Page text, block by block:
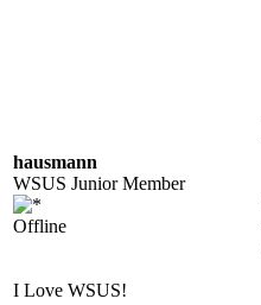
hausmann
WSUS Junior Member
Offline
I Love WSUS!